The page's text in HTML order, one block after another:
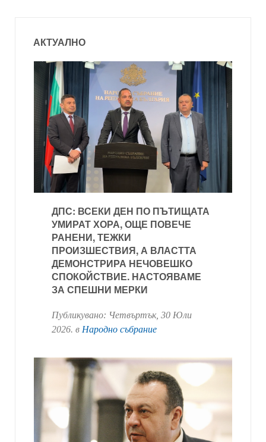
АКТУАЛНО
ДПС: ВСЕКИ ДЕН ПО ПЪТИЩАТА
УМИРАТ ХОРА, ОЩЕ ПОВЕЧЕ
РАНЕНИ, ТЕЖКИ
ПРОИЗШЕСТВИЯ, А ВЛАСТТА
ДЕМОНСТРИРА НЕЧОВЕШКО
СПОКОЙСТВИЕ. НАСТОЯВАМЕ
ЗА СПЕШНИ МЕРКИ
Публикувано: Четвъртък, 30 Юли
2026. в Народно събрание